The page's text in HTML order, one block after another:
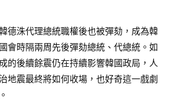
德洙代理總統職權後也被彈劾，成為韓
會時隔兩周先後彈劾總統、代總統。如
的後續餘震仍在持續影響韓國政局，人
地震最終將如何收場，也好奇這一戲劇